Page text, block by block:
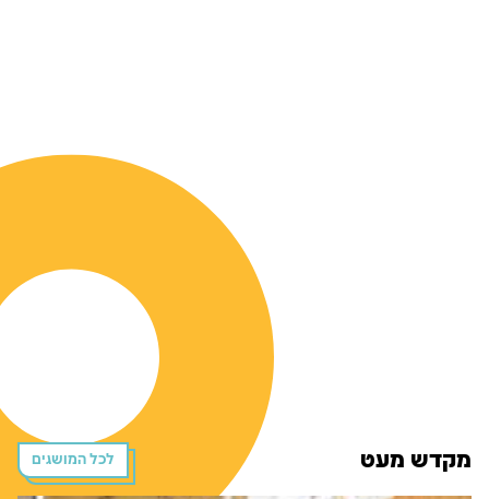
לכל המושגים מקדש מעט